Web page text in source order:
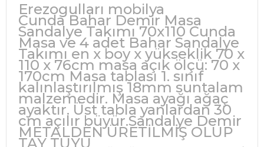
Erezogulları mobilya
Cunda Bahar Demir Masa
Sandalye Takımı 70x110 Cunda
Masa ve 4 adet Bahar Sandalye
Takımı en x boy x yükseklik 70 x
110 x 76cm masa açık ölçü: 70 x
170cm Masa tablası 1. sınıf
kalınlaştırılmış 18mm suntalam
malzemedir. Masa ayağı ağaç
ayaktır. Üst tabla yanlardan 30
cm açılır büyür.Sandalye Demir
METALDEN ÜRETİLMİŞ OLUP
TAY TUYU